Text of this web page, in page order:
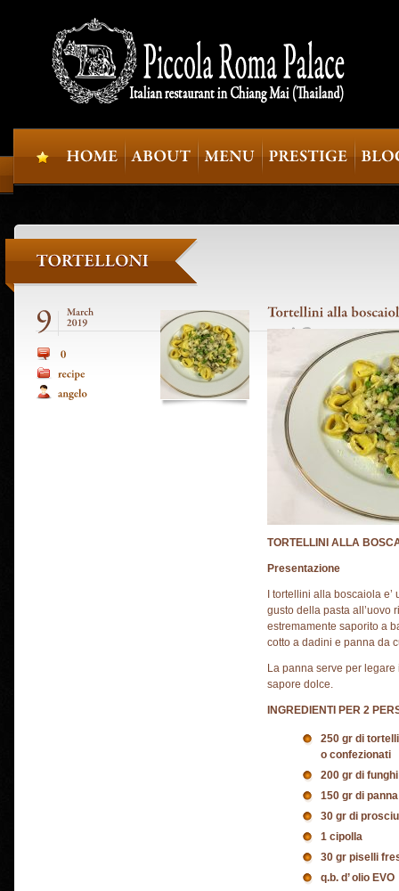
TORTELLINI ALLA
Presentazione
I tortellini alla boscaiola
gusto della pasta all’uovo
estremamente saporito a
cotto a dadini e panna da
La panna serve per
sapore dolce.
INGREDIENTI PER 2
250 gr di
o confezionati
200 gr di
150 gr di
30 gr di
1 cipolla
30 gr piselli
q.b. d’ olio EVO